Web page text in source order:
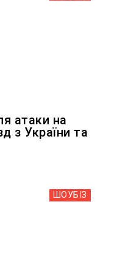
атаки на
з України та
ШОУБIЗ